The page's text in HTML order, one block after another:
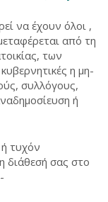
να έχουν όλοι ,
από τη
των
η μη-
συλλόγους,
ή
τυχόν
διάθεσή σας στο